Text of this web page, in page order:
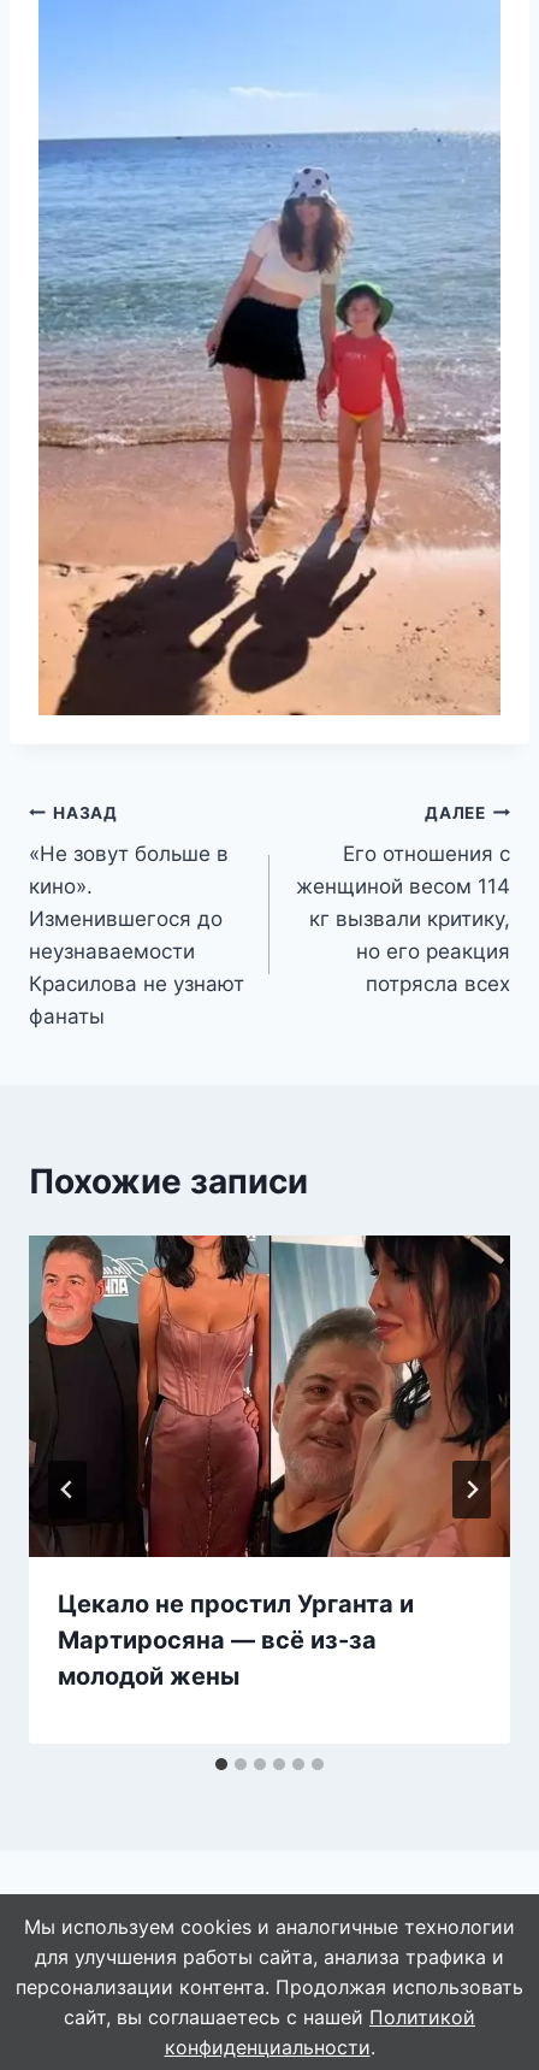
Навигация
по
записям
НАЗАД
«Не зовут больше в
кино».
Изменившегося до
неузнаваемости
Красилова не узнают
фанаты
ДАЛЕЕ
Его отношения с
женщиной весом 114
кг вызвали критику,
но его реакция
потрясла всех
Похожие записи
Цекало не простил Урганта и
Мартиросяна — всё из-за
молодой жены
© 2026 АбАлдеть!
Мы используем cookies и аналогичные технологии
для улучшения работы сайта, анализа трафика и
персонализации контента. Продолжая использовать
сайт, вы соглашаетесь с нашей Политикой
конфиденциальности.